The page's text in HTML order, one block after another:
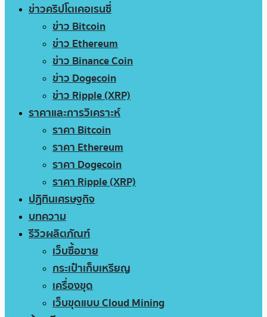
ข่าวคริปโตเคอเรนซี่
ข่าว Bitcoin
ข่าว Ethereum
ข่าว Binance Coin
ข่าว Dogecoin
ข่าว Ripple (XRP)
ราคาและการวิเคราะห์
ราคา Bitcoin
ราคา Ethereum
ราคา Dogecoin
ราคา Ripple (XRP)
ปฏิทินเศรษฐกิจ
บทความ
รีวิวผลิตภัณฑ์
เว็บซื้อขาย
กระเป๋าเก็บเหรียญ
เครื่องขุด
เว็บขุดแบบ Cloud Mining